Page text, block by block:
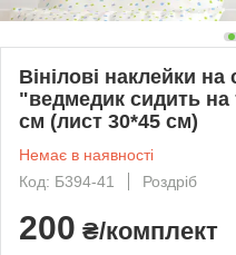
Вінілові наклейки
"ведмедик сидить на
см (лист 30*45 см)
Немає в наявності
Код: Б394-41
Роздріб
200 ₴/комплект